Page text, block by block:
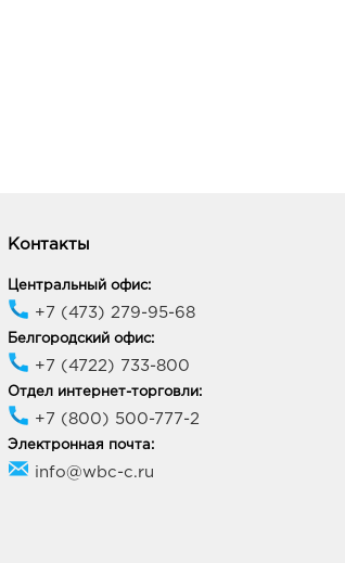
Контакты
Центральный офис:
+7 (473) 279-95-68
Белгородский офис:
+7 (4722) 733-800
Отдел интернет-торговли:
+7 (800) 500-777-2
Электронная почта:
info@wbc-c.ru